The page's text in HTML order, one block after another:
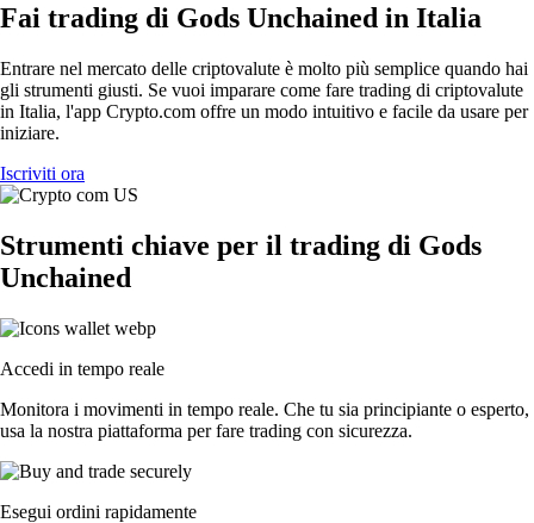
Fai trading di Gods Unchained in Italia
Entrare nel mercato delle criptovalute è molto più semplice quando hai
gli strumenti giusti. Se vuoi imparare come fare trading di criptovalute
in Italia, l'app Crypto.com offre un modo intuitivo e facile da usare per
iniziare.
Iscriviti ora
Strumenti chiave per il trading di Gods
Unchained
Accedi in tempo reale
Monitora i movimenti in tempo reale. Che tu sia principiante o esperto,
usa la nostra piattaforma per fare trading con sicurezza.
Esegui ordini rapidamente